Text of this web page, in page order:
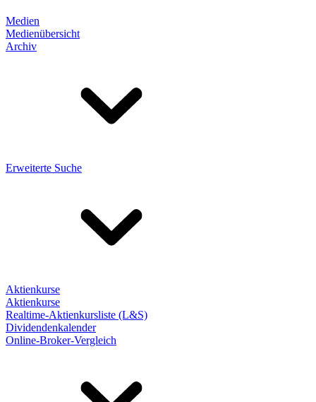
Medien
Medienübersicht
Archiv
Erweiterte Suche
Aktienkurse
Aktienkurse
Realtime-Aktienkursliste (L&S)
Dividendenkalender
Online-Broker-Vergleich